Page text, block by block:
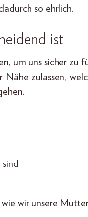
so ehrlich.
ist
um uns sicher zu
zulassen,
wir unsere